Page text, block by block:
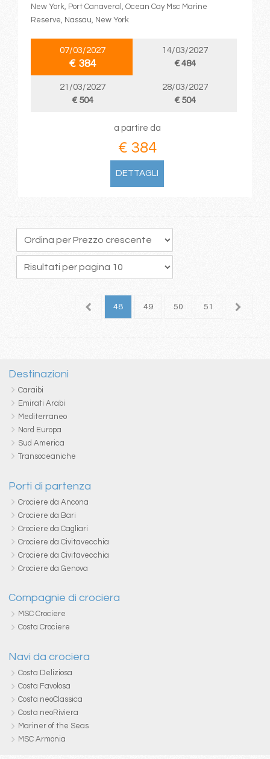
New York, Port Canaveral, Ocean Cay Msc Marine
Reserve, Nassau, New York
07/03/2027
€ 384
14/03/2027
€ 484
21/03/2027
€ 504
28/03/2027
€ 504
a partire da
€ 384
DETTAGLI
47 48 49 50 51 52
Destinazioni
Caraibi
Emirati Arabi
Mediterraneo
Nord Europa
Sud America
Transoceaniche
Porti di partenza
Crociere da Ancona
Crociere da Bari
Crociere da Cagliari
Crociere da Civitavecchia
Crociere da Civitavecchia
Crociere da Genova
Compagnie di crociera
MSC Crociere
Costa Crociere
Navi da crociera
Costa Deliziosa
Costa Favolosa
Costa neoClassica
Costa neoRiviera
Mariner of the Seas
MSC Armonia